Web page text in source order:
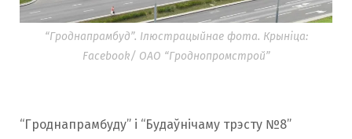
“Гроднапрамбуд”. Ілюстрацыйнае фота. Крыніца:
Facebook/ ОАО “Гроднопромстрой”
“Гроднапрамбуду” і “Будаўнічаму трэсту №8”